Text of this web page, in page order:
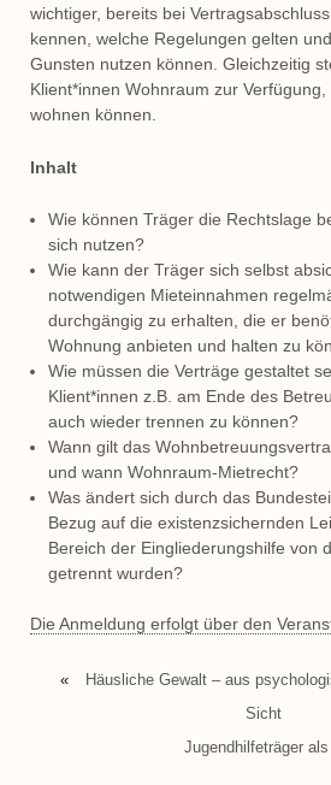
wichtiger, bereits bei
kennen, welche Regelungen gelten
Gunsten nutzen können. Gleichzeitig
Klient*innen Wohnraum zur
wohnen können.
Inhalt
Wie können Träger die Rechtslage
sich nutzen?
Wie kann der Träger sich selbst
notwendigen Mieteinnahmen
durchgängig zu erhalten, die er
Wohnung anbieten und halten zu
Wie müssen die Verträge gestaltet
Klient*innen z.B. am Ende des
auch wieder trennen zu können?
Wann gilt das
und wann Wohnraum-Mietrecht?
Was ändert sich durch das
Bezug auf die existenzsichernden
Bereich der Eingliederungshilfe von
getrennt wurden?
Die Anmeldung erfolgt über den
«
Häusliche Gewalt – aus
Sicht
Jugendhilfeträger